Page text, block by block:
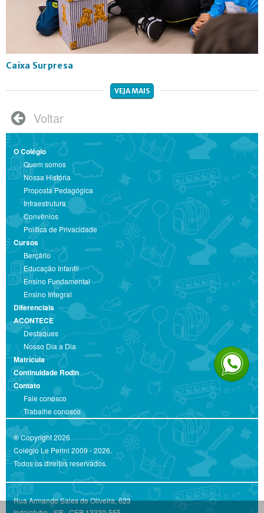
Caixa Surpresa
VEJA MAIS
 Voltar
O Colégio
Quem somos
Nossa História
Proposta Pedagógica
Infraestrutura
Convênios
Política de Privacidade
Cursos
Berçário
Educação Infantil
Ensino Fundamental
Ensino Integral
Diferenciais
ACONTECE
Destaques
Nosso Dia a Dia
Matrícula
Continuidade Rodin
Contato
Fale conosco
Trabalhe conosco
® Copyright 2026
Colégio Le Perini 2009 - 2026.
Todos os direitos reservados.
Rua Armando Sales de Oliveira, 623